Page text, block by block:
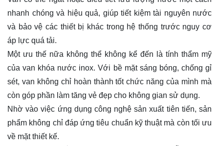
nhanh chóng và hiệu quả, giúp tiết kiệm tài nguyên nước
và bảo vệ các thiết bị khác trong hệ thống trước nguy cơ
áp lực quá tải.
Một ưu thế nữa không thể không kể đến là tính thẩm mỹ
của van khóa nước inox. Với bề mặt sáng bóng, chống gỉ
sét, van không chỉ hoàn thành tốt chức năng của mình mà
còn góp phần làm tăng vẻ đẹp cho không gian sử dụng.
Nhờ vào việc ứng dụng công nghệ sản xuất tiên tiến, sản
phẩm không chỉ đáp ứng tiêu chuẩn kỹ thuật mà còn tối ưu
về mặt thiết kế.